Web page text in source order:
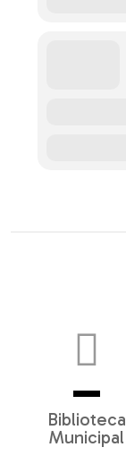
Biblioteca
Municipal